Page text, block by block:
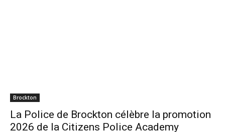
Brockton
La Police de Brockton célèbre la promotion
2026 de la Citizens Police Academy